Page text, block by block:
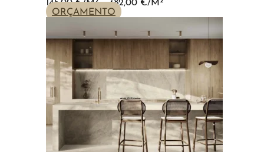
145,00€ – 382,00 €
PRICE
THROUGH
382,00 €
ORÇAMENTO